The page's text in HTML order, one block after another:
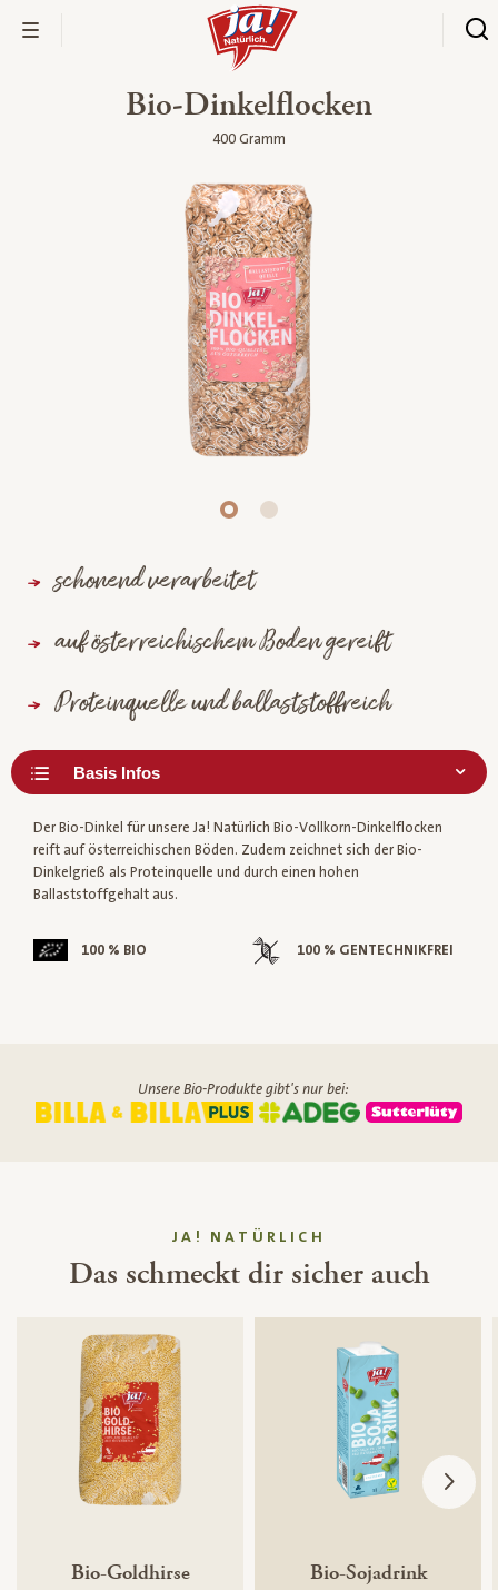
Bio-Dinkelflocken
400 Gramm
schonend verarbeitet
auf österreichischem Boden gereift
Proteinquelle und ballaststoffreich
Der Bio-Dinkel für unsere Ja! Natürlich Bio-Vollkorn-Dinkelflocken
reift auf österreichischen Böden. Zudem zeichnet sich der Bio-
Dinkelgrieß als Proteinquelle und durch einen hohen
Ballaststoffgehalt aus.
100 % BIO 100 % GENTECHNIKFREI
Unsere Bio-Produkte gibt's nur bei:
JA! NATÜRLICH
Das schmeckt dir sicher auch
Bio-Goldhirse Bio-Sojadrink